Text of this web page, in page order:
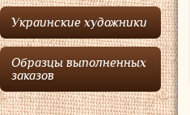
Украинские художники
Образцы выполненных
заказов